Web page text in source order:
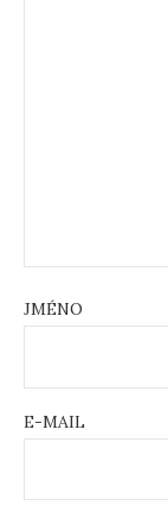
JMÉNO
E-MAIL